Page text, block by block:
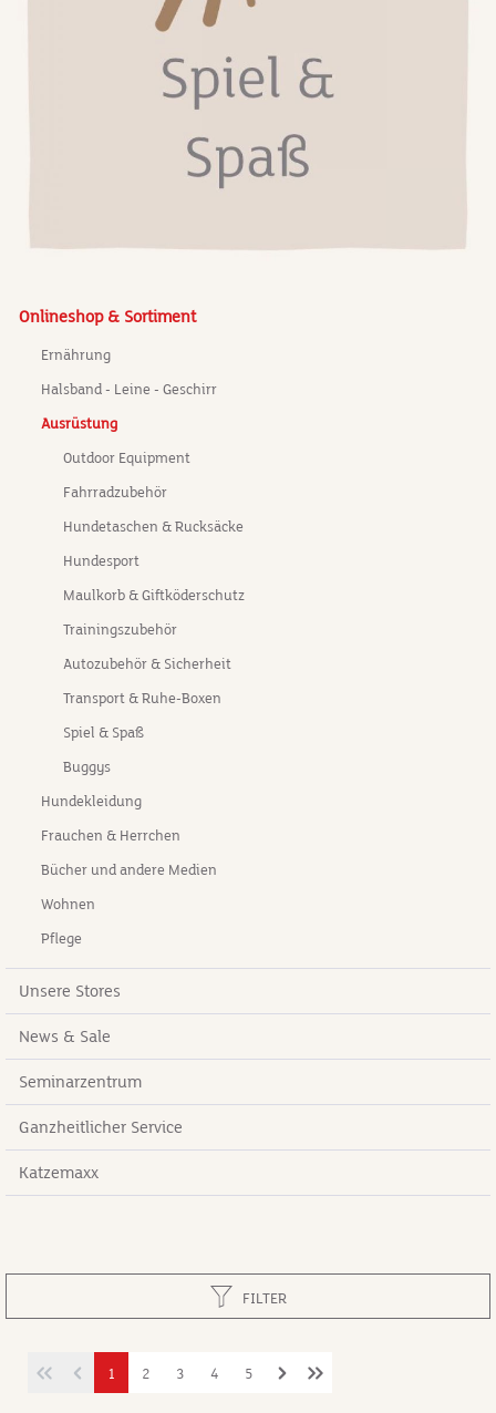
Onlineshop & Sortiment
Ernährung
Halsband - Leine - Geschirr
Ausrüstung
Outdoor Equipment
Fahrradzubehör
Hundetaschen & Rucksäcke
Hundesport
Maulkorb & Giftköderschutz
Trainingszubehör
Autozubehör & Sicherheit
Transport & Ruhe-Boxen
Spiel & Spaß
Buggys
Hundekleidung
Frauchen & Herrchen
Bücher und andere Medien
Wohnen
Pflege
Unsere Stores
News & Sale
Seminarzentrum
Ganzheitlicher Service
Katzemaxx
FILTER
1 2 3 4 5